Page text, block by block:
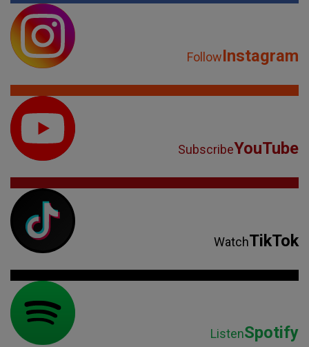
FollowInstagram
SubscribeYouTube
WatchTikTok
ListenSpotify